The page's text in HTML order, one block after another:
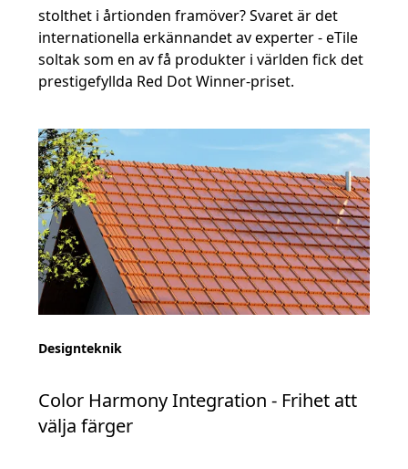
stolthet i årtionden framöver? Svaret är det
internationella erkännandet av experter - eTile
soltak som en av få produkter i världen fick det
prestigefyllda Red Dot Winner-priset.
Designteknik
Color Harmony Integration - Frihet att
välja färger